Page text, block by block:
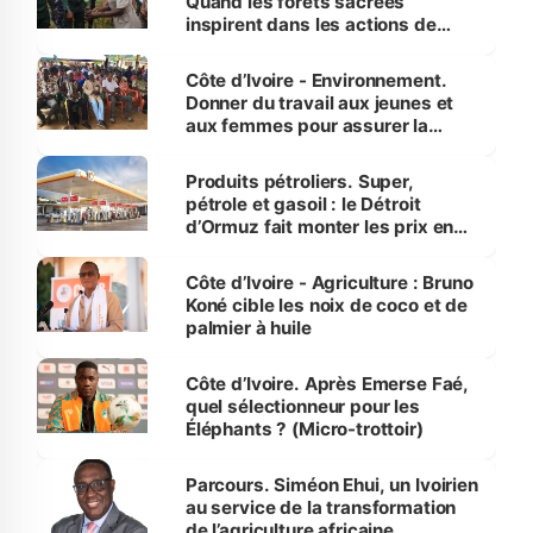
inspirent dans les actions de
Côte d’Ivoire - Environnement.
Donner du travail aux jeunes et
aux femmes pour assurer la
menacées
Produits pétroliers. Super,
pétrole et gasoil : le Détroit
d’Ormuz fait monter les prix en
Côte d’Ivoire - Agriculture : Bruno
Koné cible les noix de coco et de
palmier à huile
Côte d’Ivoire. Après Emerse Faé,
quel sélectionneur pour les
Éléphants ? (Micro-trottoir)
Parcours. Siméon Ehui, un Ivoirien
au service de la transformation